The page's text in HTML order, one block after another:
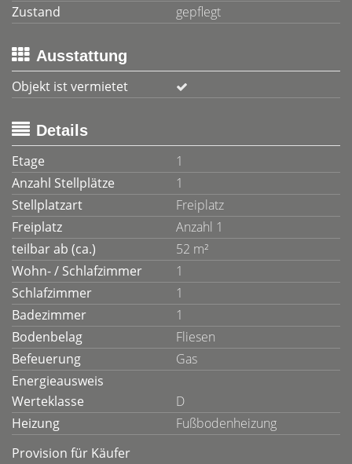
Zustand
gepflegt
Ausstattung
Objekt ist vermietet
Details
Etage
1
Anzahl Stellplätze
1
Stellplatzart
Freiplatz
Freiplatz
Anzahl 1
teilbar ab (ca.)
52 m²
Wohn- / Schlafzimmer
1
Schlafzimmer
1
Badezimmer
1
Bodenbelag
Fliesen
Befeuerung
Gas
Energieausweis
Werteklasse
D
Heizung
Fußbodenheizung
Provision für Käufer